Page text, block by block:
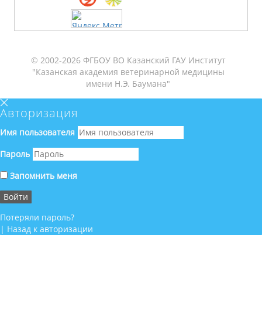
© 2002-2026 ФГБОУ ВО Казанский ГАУ Институт
"Казанская академия ветеринарной медицины
имени Н.Э. Баумана"
Авторизация
Имя пользователя
Пароль
Запомнить меня
Потеряли пароль?
| Назад к авторизации